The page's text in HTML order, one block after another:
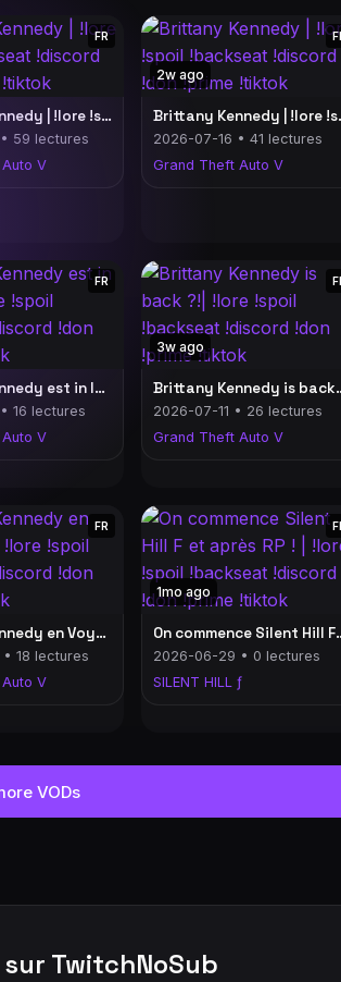
FR
Brittany Kennedy | !lore !spoil !backseat !discord !don !prime !tiktok
59 lectures
V
2w ago
Brittany
2026-07-16 • 41 lectures
Grand Theft Auto V
FR
Brittany Kennedy est in love !!!| !lore !spoil !backseat !discord !don !prime !tiktok
16 lectures
V
3w ago
Brittany Kennedy is
2026-07-11 • 26 lectures
Grand Theft Auto V
FR
Brittany Kennedy en Voyage !!!! | !lore !spoil !backseat !discord !don !prime !tiktok
18 lectures
V
1mo ago
On commence Silent Hill F
2026-06-29 • 0 lectures
SILENT HILL ƒ
VODs
TwitchNoSub